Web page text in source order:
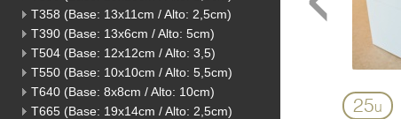
T358 (Base: 13x11cm / Alto: 2,5cm)
T390 (Base: 13x6cm / Alto: 5cm)
T504 (Base: 12x12cm / Alto: 3,5)
T550 (Base: 10x10cm / Alto: 5,5cm)
T640 (Base: 8x8cm / Alto: 10cm)
T665 (Base: 19x14cm / Alto: 2,5cm)
25u